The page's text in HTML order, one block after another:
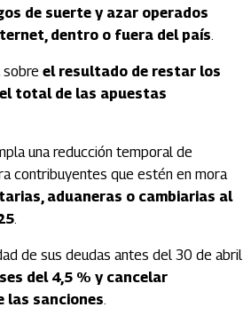
de suerte y azar operados
dentro o fuera del país.
sobre el resultado de restar los
total de las apuestas
una reducción temporal de
contribuyentes que estén en mora
aduaneras o cambiarias al
.
de sus deudas antes del 30 de abril
del 4,5 % y cancelar
las sanciones.